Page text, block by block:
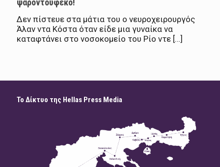
Δεν πίστευε στα μάτια του ο νευροχειρουργός
Άλαν ντα Κόστα όταν είδε μια γυναίκα να
καταφτάνει στο νοσοκομείο του Ρίο ντε […]
Το Δίκτυο της Hellas Press Media